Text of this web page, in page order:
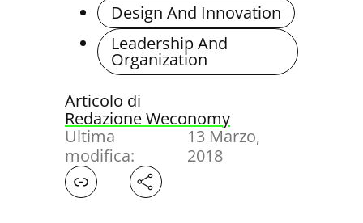
Design And Innovation
Leadership And
Organization
Articolo di
Redazione Weconomy
Ultima
modifica:
13 Marzo,
2018